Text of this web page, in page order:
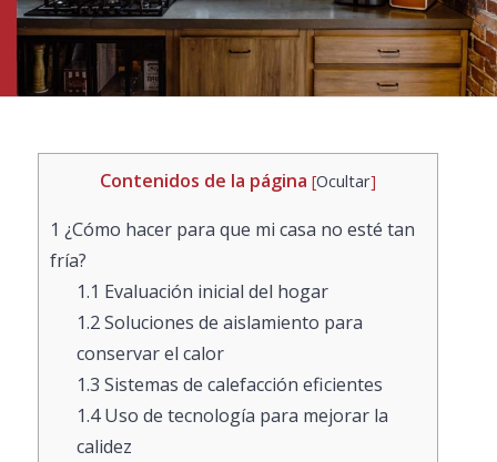
Contenidos de la página [Ocultar]
1 ¿Cómo hacer para que mi casa no esté tan
fría?
1.1 Evaluación inicial del hogar
1.2Soluciones de aislamiento para
conservar el calor
1.3 Sistemas de calefacción eficientes
1.4Uso de tecnología para mejorar la
calidez